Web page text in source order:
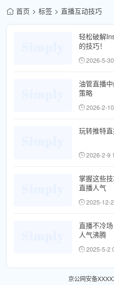
首页 标签 直播互动技巧
轻松破解
的技巧！
2026-5-
油管直播
策略
2026-2-
玩转推特
2026-2-9
掌握这些
直播人气
2025-12-
直播不冷
人气沸腾
2025-5-2
京公网安备